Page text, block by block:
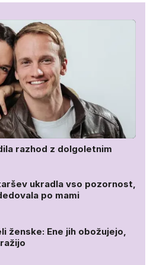
razhod z dolgoletnim
ukradla vso pozornost,
po mami
ženske: Ene jih obožujejo,